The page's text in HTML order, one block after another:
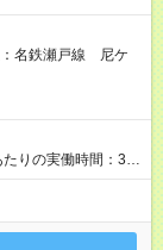
：名鉄瀬戸線 尼ケ
りの実働時間：3時
～10時00分 ・17時